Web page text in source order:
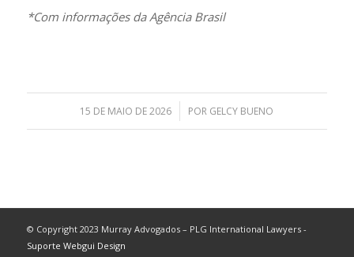
*Com informações da Agência Brasil
15 DE MAIO DE 2026
/ POR GELCY BUENO
© Copyright 2023 Murray Advogados – PLG International Lawyers -
Suporte Webgui Design